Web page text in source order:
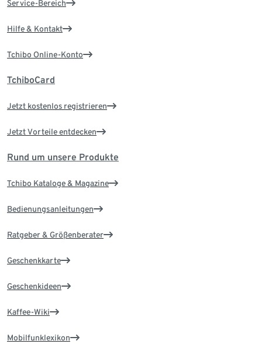
Service-Bereich
Hilfe & Kontakt
Tchibo Online-Konto
TchiboCard
Jetzt kostenlos registrieren
Jetzt Vorteile entdecken
Rund um unsere Produkte
Tchibo Kataloge & Magazine
Bedienungsanleitungen
Ratgeber & Größenberater
Geschenkkarte
Geschenkideen
Kaffee-Wiki
Mobilfunklexikon